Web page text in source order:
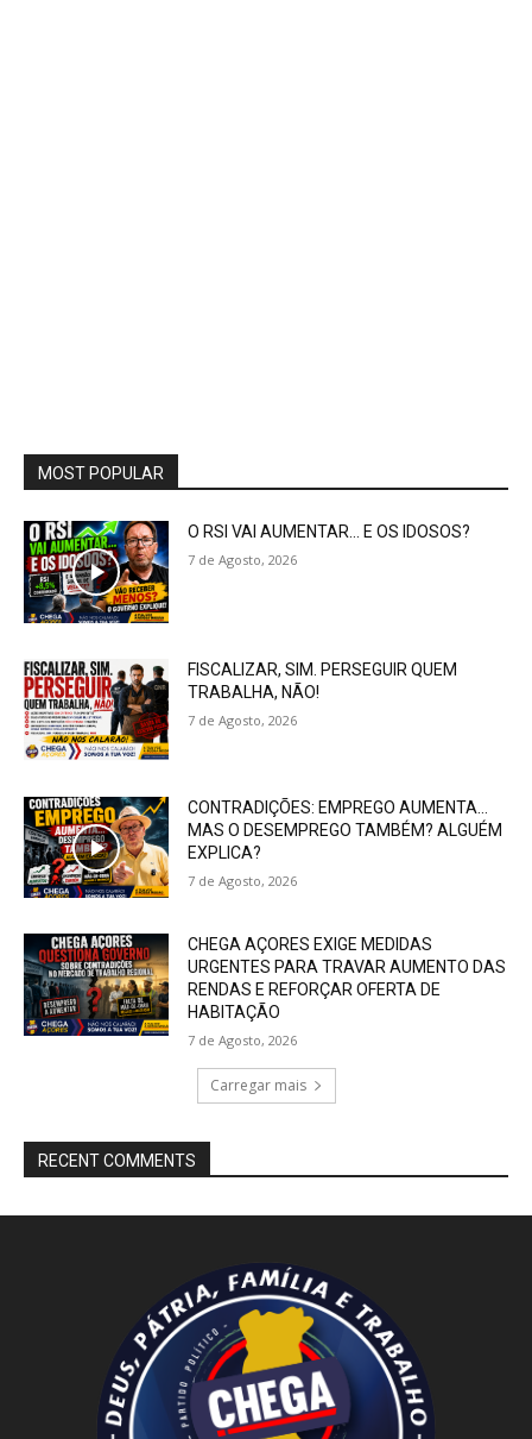
MOST POPULAR
O RSI VAI AUMENTAR… E OS IDOSOS?
7 de Agosto, 2026
FISCALIZAR, SIM. PERSEGUIR QUEM
TRABALHA, NÃO!
7 de Agosto, 2026
CONTRADIÇÕES: EMPREGO AUMENTA…
MAS O DESEMPREGO TAMBÉM? ALGUÉM
EXPLICA?
7 de Agosto, 2026
CHEGA AÇORES EXIGE MEDIDAS
URGENTES PARA TRAVAR AUMENTO DAS
RENDAS E REFORÇAR OFERTA DE
HABITAÇÃO
7 de Agosto, 2026
Carregar mais
RECENT COMMENTS